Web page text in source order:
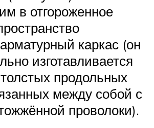
в отгороженное
каркас (он
изготавливается
продольных
между собой с
проволоки).